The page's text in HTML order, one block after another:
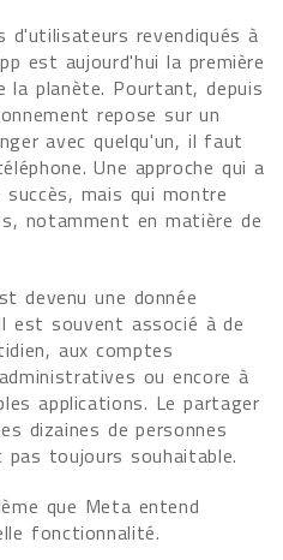
d'utilisateurs revendiqués à
est aujourd'hui la première
la planète. Pourtant, depuis
repose sur un
avec quelqu'un, il faut
Une approche qui a
mais qui montre
notamment en matière de
devenu une donnée
est souvent associé à de
aux comptes
ou encore à
applications. Le partager
dizaines de personnes
toujours souhaitable.
que Meta entend
fonctionnalité.